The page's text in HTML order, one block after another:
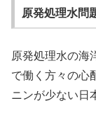
原発処理水問
原発処理水の海
で働く方々の心
ニンが少ない日